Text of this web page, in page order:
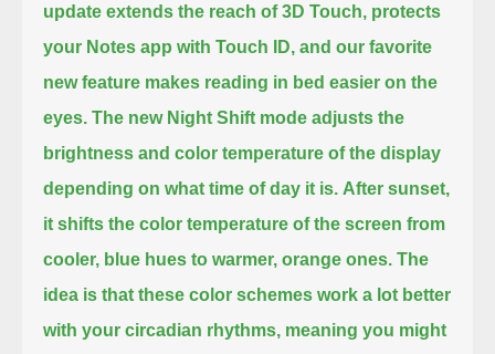
update extends the reach of 3D Touch, protects
your Notes app with Touch ID, and our favorite
new feature makes reading in bed easier on the
eyes. The new Night Shift mode adjusts the
brightness and color temperature of the display
depending on what time of day it is. After sunset,
it shifts the color temperature of the screen from
cooler, blue hues to warmer, orange ones. The
idea is that these color schemes work a lot better
with your circadian rhythms, meaning you might